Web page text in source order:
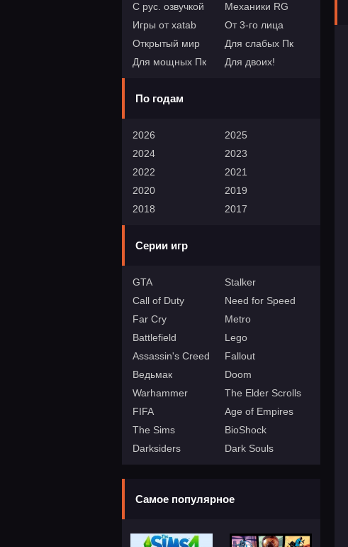
С рус. озвучкой
Механики RG
Игры от xatab
От 3-го лица
Открытый мир
Для слабых Пк
Для мощных Пк
Для двоих!
По годам
2026
2025
2024
2023
2022
2021
2020
2019
2018
2017
Серии игр
GTA
Stalker
Call of Duty
Need for Speed
Far Cry
Metro
Battlefield
Lego
Assassin's Creed
Fallout
Ведьмак
Doom
Warhammer
The Elder Scrolls
FIFA
Age of Empires
The Sims
BioShock
Darksiders
Dark Souls
Самое популярное